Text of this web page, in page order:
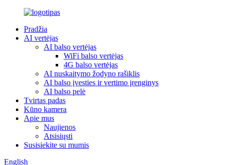
Pradžia
AI vertėjas
AI balso vertėjas
WiFi balso vertėjas
4G balso vertėjas
AI nuskaitymo žodyno rašiklis
AI balso įvesties ir vertimo įrenginys
AI balso pelė
Tvirtas padas
Kūno kamera
Apie mus
Naujienos
Atsisiųsti
Susisiekite su mumis
English